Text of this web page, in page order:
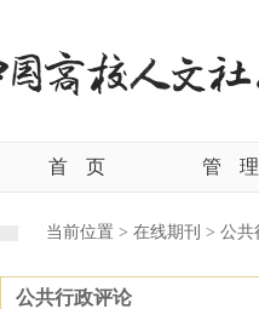
首 页 管 理
当前位置 > 在线期刊 > 公共
公共行政评论